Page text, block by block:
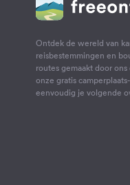
Ontdek de wereld van
reisbestemmingen en
routes gemaakt door
onze gratis
eenvoudig je volgende